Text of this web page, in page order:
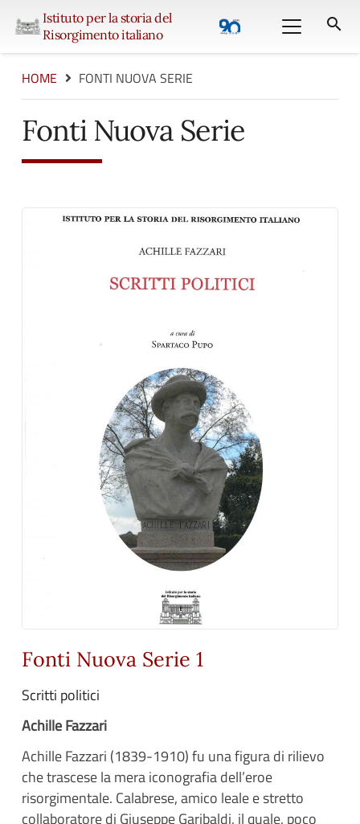
Istituto per la storia del
Risorgimento italiano
search
HOME FONTI NUOVA SERIE
Fonti Nuova Serie
Fonti Nuova Serie 1
Scritti politici
Achille Fazzari
Achille Fazzari (1839-1910) fu una figura di rilievo
che trascese la mera iconografia dell’eroe
risorgimentale. Calabrese, amico leale e stretto
collaboratore di Giuseppe Garibaldi, il quale, poco